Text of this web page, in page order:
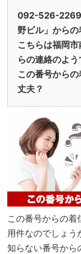
092-526-2269
野ビル」からの
こちらは福岡
らの連絡のよう
この番号から
丈夫？
この番号からの着
用件なのでしょう
知らない番号から